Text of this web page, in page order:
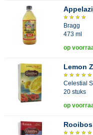
Bragg
473 ml
op
Lemon
Celestial
20 stuks
op